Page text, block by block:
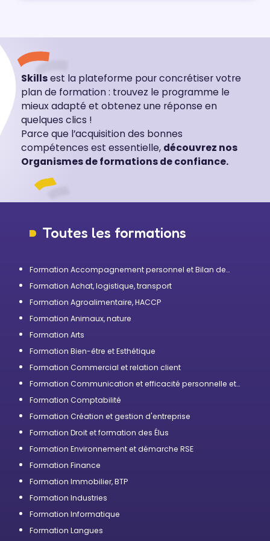
Skillsest la plateforme pour concrétiser votre
plan de formation : trouvez le programme le
mieux adapté et obtenez une réponse en
quelques clics !
Parce que l’acquisition des bonnes
compétences est essentielle, découvrez nos
Organismes de formations de confiance.
Toutes les formations
Formation Accompagnement personnel et Bilan de
Formation Achat, logistique, transport
Formation Agroalimentaire, HACCP
Formation Animaux, nature
Formation Arts
Formation Bien-être et Esthétique
Formation Commercial et relation client
Formation Communication et efficacité personnelle et
Formation Comptabilité
Formation Création et gestion d'entreprise
Formation Droit et formation des Élus
Formation Environnement et démarche RSE
Formation Finance
Formation Immobilier, BTP
Formation Industries
Formation Informatique
Formation Langues